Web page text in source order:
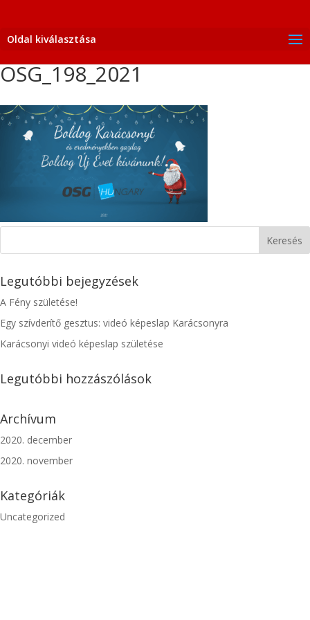
Oldal kiválasztása
OSG_198_2021
Legutóbbi bejegyzések
A Fény születése!
Egy szívderítő gesztus: videó képeslap Karácsonyra
Karácsonyi videó képeslap születése
Legutóbbi hozzászólások
Archívum
2020. december
2020. november
Kategóriák
Uncategorized